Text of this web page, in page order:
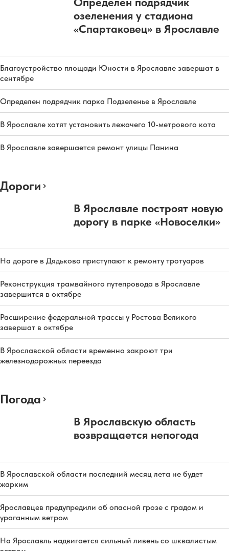
озеленения у стадиона
«Спартаковец» в Ярославле
Благоустройство площади Юности в Ярославле завершат в
сентябре
Определен подрядчик парка Подзеленье в Ярославле
В Ярославле хотят установить лежачего 10-метрового кота
В Ярославле завершается ремонт улицы Панина
Дороги
В Ярославле построят новую
дорогу в парке «Новоселки»
На дороге в Дядьково приступают к ремонту тротуаров
Реконструкция трамвайного путепровода в Ярославле
завершится в октябре
Расширение федеральной трассы у Ростова Великого
завершат в октябре
В Ярославской области временно закроют три
железнодорожных переезда
Погода
В Ярославскую область
возвращается непогода
В Ярославской области последний месяц лета не будет
жарким
Ярославцев предупредили об опасной грозе с градом и
ураганным ветром
На Ярославль надвигается сильный ливень со шквалистым